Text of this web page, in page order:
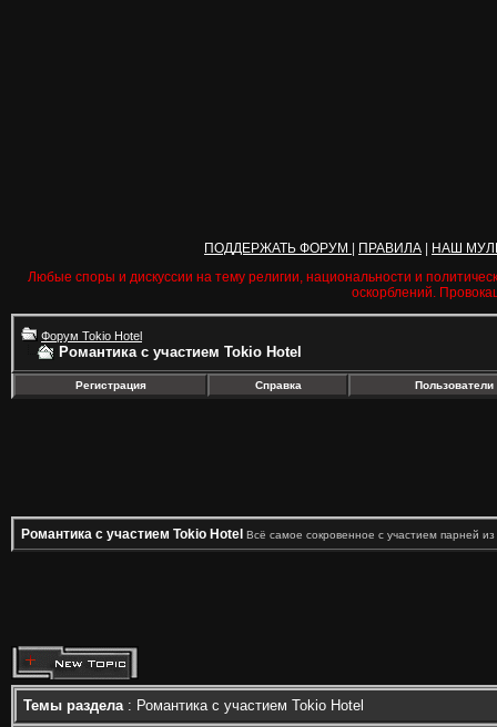
ПОДДЕРЖАТЬ ФОРУМ ПРАВИЛА
НАШ
Любые споры и дискуссии на тему религии, национальности и
оскорблений.
Форум Tokio Hotel
Романтика с участием Tokio Hotel
Регистрация Справка Пользователи
Романтика с участием Tokio Hotel Всё самое сокровенное с участием парней из
Темы раздела: Романтика с участием Tokio Hotel